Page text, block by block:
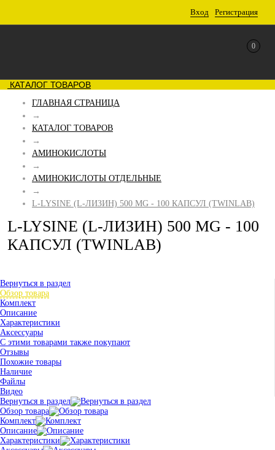
Вход Регистрация
0
КАТАЛОГ ТОВАРОВ
ГЛАВНАЯ СТРАНИЦА
→
КАТАЛОГ ТОВАРОВ
→
АМИНОКИСЛОТЫ
→
АМИНОКИСЛОТЫ ОТДЕЛЬНЫЕ
→
L-LYSINE (L-ЛИЗИН) 500 MG - 100 КАПСУЛ (TWINLAB)
L-LYSINE (L-ЛИЗИН) 500 MG - 100
КАПСУЛ (TWINLAB)
Вернуться в раздел
Обзор товара
Комплект
Описание
Характеристики
Аксессуары
С этими товарами также покупают
Отзывы
Похожие товары
Наличие
Файлы
Видео
Вернуться в раздел
Обзор товара
Комплект
Описание
Характеристики